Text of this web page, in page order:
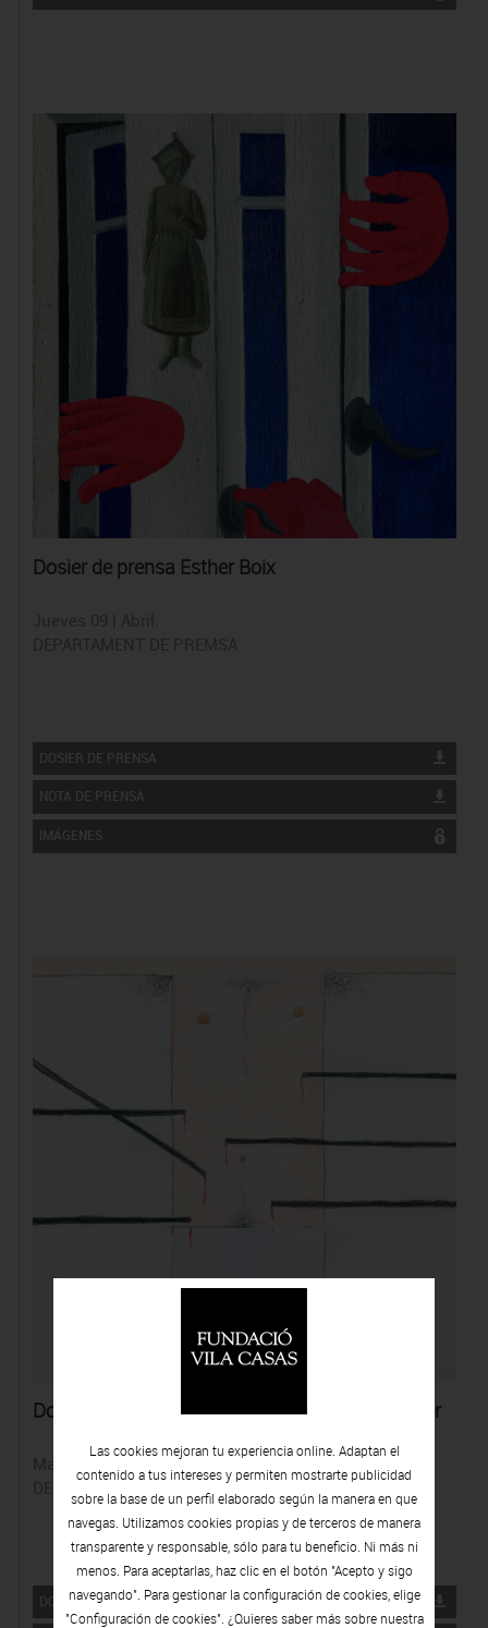
Dosier de prensa Esther Boix
DOSIER DE PRENSA
NOTA DE PRENSA
IMÁGENES
Dosier de prensa de la exposición Gonçal Sobrer
Martes 10 | Marzo.
DEPARTAMENT DE PREMSA
DOSIER DE PRENSA
Las cookies mejoran tu experiencia online. Adaptan el
contenido a tus intereses y permiten mostrarte publicidad
sobre la base de un perfil elaborado según la manera en que
navegas. Utilizamos cookies propias y de terceros de manera
transparente y responsable, sólo para tu beneficio. Ni más ni
menos. Para aceptarlas, haz clic en el botón "Acepto y sigo
navegando". Para gestionar la configuración de cookies, elige
"Configuración de cookies". ¿Quieres saber más sobre nuestra